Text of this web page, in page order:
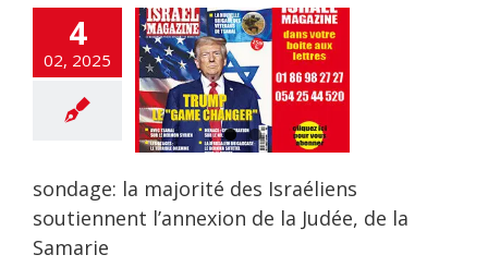
4
02, 2025
ciblée Engin
ETATS-
Fatah-
flashinfos
GUERRE DE
juridique
à la haine Inde
Juives
Artificielle Iran
sondage: la majorité des Israéliens
soutiennent l’annexion de la Judée, de la
Samarie